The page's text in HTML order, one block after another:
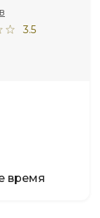
3.5
время